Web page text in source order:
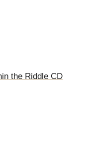
the Riddle CD